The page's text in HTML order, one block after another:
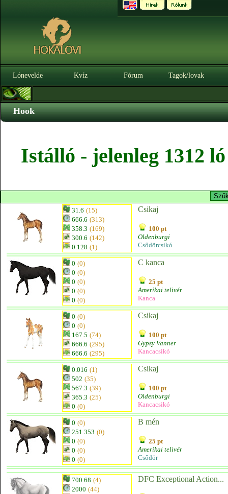
Lónevelde Kvíz Fórum Tagok/lovak
Hook
Istálló - jelenleg 1312
31.6 (15)
666.6 (313)
358.3 (169)
300.6 (142)
0.128 (1)
Csikaj
100 pt
Oldenburgi
Csődörcsikó
0 (0)
0 (0)
0 (0)
0 (0)
0 (0)
C kanca
25 pt
Amerikai telivér
Kanca
0 (0)
0 (0)
167.5 (74)
666.6 (295)
666.6 (295)
Csikaj
100 pt
Gypsy Vanner
Kancacsikó
0.016 (1)
502 (35)
567.3 (39)
365.3 (25)
0 (0)
Csikaj
100 pt
Oldenburgi
Kancacsikó
0 (0)
251.353 (0)
0 (0)
0 (0)
0 (0)
B mén
25 pt
Amerikai telivér
Csődör
700.68 (4)
2000 (44)
DFC Exceptional Action...